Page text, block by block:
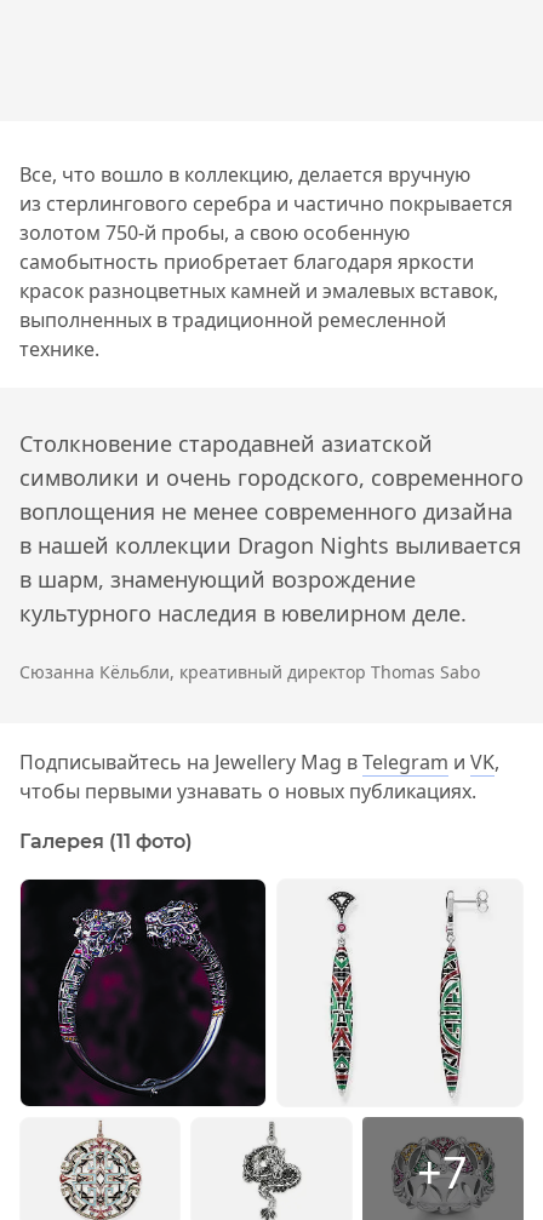
Все, что вошло в коллекцию, делается вручную
из стерлингового серебра и частично покрывается
золотом 750-й пробы, а свою особенную
самобытность приобретает благодаря яркости
красок разноцветных камней и эмалевых вставок,
выполненных в традиционной ремесленной
технике.
Столкновение стародавней азиатской
символики и очень городского, современного
воплощения не менее современного дизайна
в нашей коллекции Dragon Nights выливается
в шарм, знаменующий возрождение
культурного наследия в ювелирном деле.
Сюзанна Кёльбли, креативный директор Thomas Sabo
Подписывайтесь на Jewellery Mag вTelegram и VK,
чтобы первыми узнавать о новых публикациях.
Галерея (11 фото)
+7